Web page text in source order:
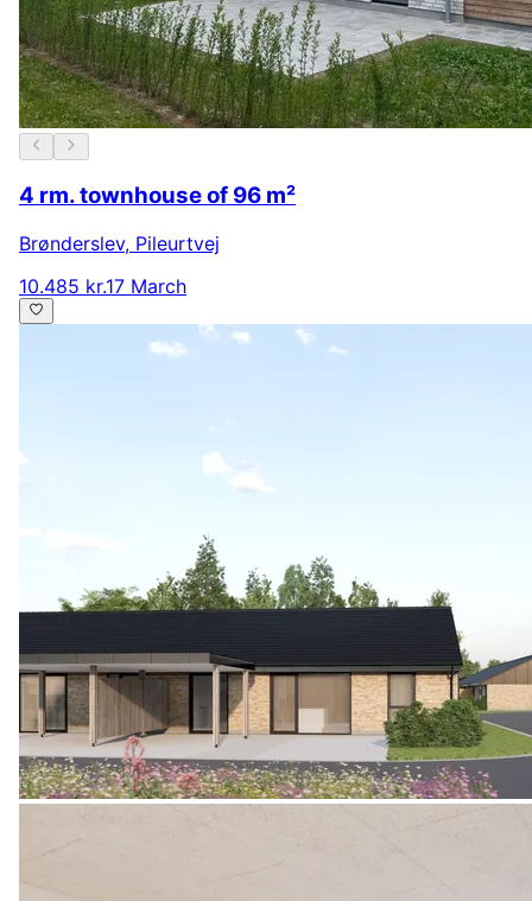
4 rm. townhouse of 96 m²
Brønderslev, Pileurtvej
10.485 kr.17 March